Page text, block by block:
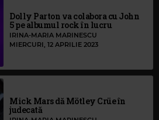
Dolly Parton va colabora cu John
5 pe albumul rock în lucru
IRINA-MARIA MARINESCU
MIERCURI, 12 APRILIE 2023
Mick Mars dă Mötley Crüe în
judecată